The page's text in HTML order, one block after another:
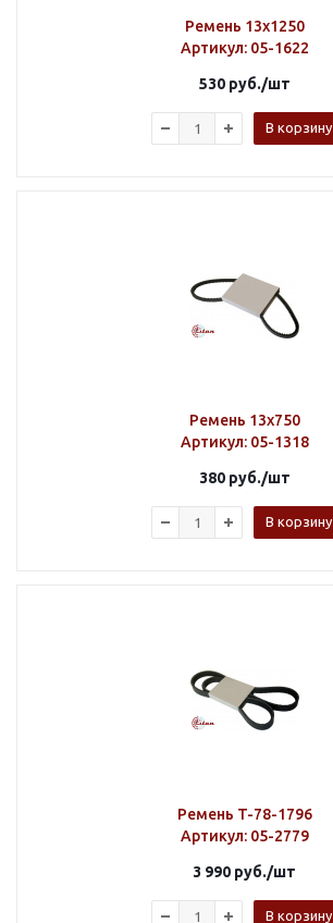
Ремень 13х1250
Артикул: 05-1622
530руб./шт
В корзину
Ремень 13х750
Артикул: 05-1318
380руб./шт
В корзину
Ремень T-78-1796
Артикул: 05-2779
3 990 руб./шт
В корзину